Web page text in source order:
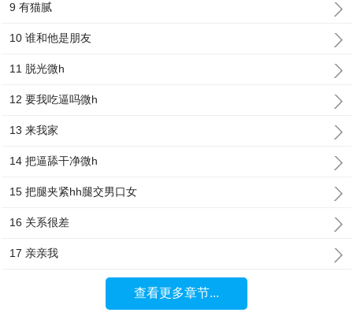
9 有猫腻
10 谁和他是朋友
11 脱光微h
12 要我吃逼吗微h
13 来我家
14 把逼舔干净微h
15 把腿夹紧hh腿交男口女
16 关系很差
17 亲亲我
查看更多章节...